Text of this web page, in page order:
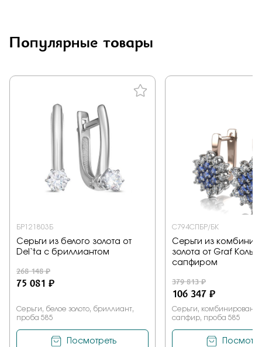
Популярные товары
БР121803Б
Серьги из белого золота от
Del`ta с бриллиантом
268 148 ₽
75 081 ₽
Серьги, белое золото, бриллиант,
проба 585
Посмотреть
С794СПБР/БК
Серьги из
золота от Graf
сапфиром
379 813 ₽
106 347 ₽
Серьги,
сапфир, проба 585